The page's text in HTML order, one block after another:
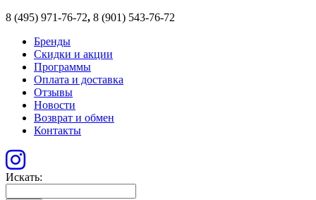
8 (495) 971-76-72, 8 (901) 543-76-72
Бренды
Скидки и акции
Программы
Оплата и доставка
Отзывы
Новости
Возврат и обмен
Контакты
Искать: